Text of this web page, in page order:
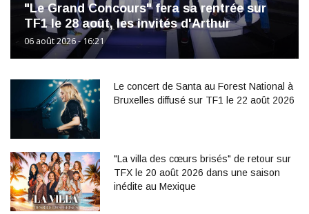
"Le Grand Concours" fera sa rentrée sur
TF1 le 28 août, les invités d'Arthur
06 août 2026 - 16:21
Le concert de Santa au Forest National à
Bruxelles diffusé sur TF1 le 22 août 2026
"La villa des cœurs brisés" de retour sur
TFX le 20 août 2026 dans une saison
inédite au Mexique